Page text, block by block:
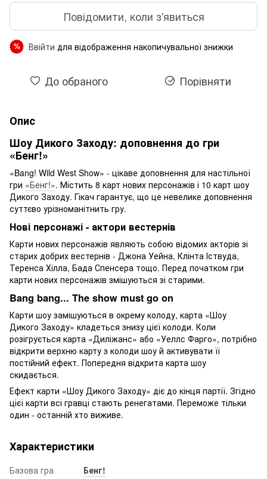
Повідомити, коли з'явиться
% Ввійти для відображення накопичувальної знижки
До обраного Порівняти
Опис
Шоу Дикого Заходу: доповнення до гри
«Бенг!»
«Bang! Wild West Show» - цікаве доповнення для настільної
гри «Бенг!». Містить 8 карт нових персонажів і 10 карт шоу
Дикого Заходу. Гікач гарантує, що це невелике доповнення
суттєво урізноманітнить гру.
Нові персонажі - актори вестернів
Карти нових персонажів являють собою відомих акторів зі
старих добрих вестернів - Джона Уейна, Клінта Іствуда,
Теренса Хілла, Бада Спенсера тощо. Перед початком гри
карти нових персонажів змішуються зі старими.
Bang bang... The show must go on
Карти шоу замішуються в окрему колоду, карта «Шоу
Дикого Заходу» кладеться знизу цієї колоди. Коли
розігрується карта «Диліжанс» або «Уеллс Фарго», потрібно
відкрити верхню карту з колоди шоу й активувати її
постійний ефект. Попередня відкрита карта шоу
скидається.
Ефект карти «Шоу Дикого Заходу» діє до кінця партії. Згідно
цієї карти всі гравці стають ренегатами. Переможе тільки
один - останній хто виживе.
Характеристики
Базова гра
Бенг!